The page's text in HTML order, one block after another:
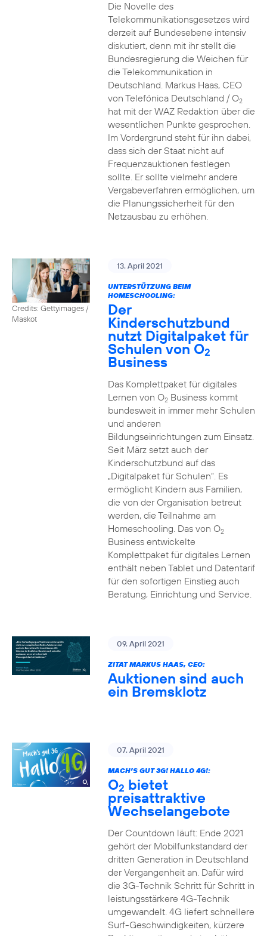
Die Novelle des
Telekommunikationsgesetzes wird
derzeit auf Bundesebene intensiv
diskutiert, denn mit ihr stellt die
Bundesregierung die Weichen für
die Telekommunikation in
Deutschland. Markus Haas, CEO
von Telefónica Deutschland / O2
hat mit der WAZ Redaktion über die
wesentlichen Punkte gesprochen.
Im Vordergrund steht für ihn dabei,
dass sich der Staat nicht auf
Frequenzauktionen festlegen
sollte. Er sollte vielmehr andere
Vergabeverfahren ermöglichen, um
die Planungssicherheit für den
Netzausbau zu erhöhen.
Credits: Gettyimages /
Maskot
13. April 2021
UNTERSTÜTZUNG BEIM
HOMESCHOOLING:
Der
Kinderschutzbund
nutzt Digitalpaket für
Schulen von O2
Business
Das Komplettpaket für digitales
Lernen von O2Business kommt
bundesweit in immer mehr Schulen
und anderen
Bildungseinrichtungen zum Einsatz.
Seit März setzt auch der
Kinderschutzbund auf das
„Digitalpaket für Schulen“. Es
ermöglicht Kindern aus Familien,
die von der Organisation betreut
werden, die Teilnahme am
Homeschooling. Das von O2
Business entwickelte
Komplettpaket für digitales Lernen
enthält neben Tablet und Datentarif
für den sofortigen Einstieg auch
Beratung, Einrichtung und Service.
09. April 2021
ZITAT MARKUS HAAS, CEO:
Auktionen sind auch
ein Bremsklotz
07. April 2021
MACH’S GUT 3G! HALLO 4G!:
O2 bietet
preisattraktive
Wechselangebote
Der Countdown läuft: Ende 2021
gehört der Mobilfunkstandard der
dritten Generation in Deutschland
der Vergangenheit an. Dafür wird
die 3G-Technik Schritt für Schritt in
leistungsstärkere 4G-Technik
umgewandelt. 4G liefert schnellere
Surf-Geschwindigkeiten, kürzere